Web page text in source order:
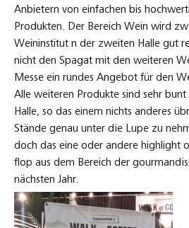
Anbietern von einfachen bis
Produkten. Der Bereich Wein wird
Weininstitut n der zweiten Halle gut
nicht den Spagat mit den weiteren
Messe ein rundes Angebot für den
Alle weiteren Produkte sind sehr
Halle, so das einem nichts anderes
Stände genau unter die Lupe zu
doch das eine oder andere highlight
flop aus dem Bereich der
nächsten Jahr.